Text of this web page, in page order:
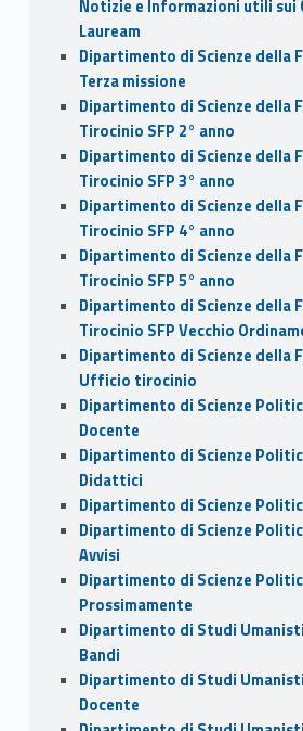
Notizie e Informazioni utili sui
Lauream
Dipartimento di Scienze della
Terza missione
Dipartimento di Scienze della
Tirocinio SFP 2° anno
Dipartimento di Scienze della
Tirocinio SFP 3° anno
Dipartimento di Scienze della
Tirocinio SFP 4° anno
Dipartimento di Scienze della
Tirocinio SFP 5° anno
Dipartimento di Scienze della
Tirocinio SFP Vecchio
Dipartimento di Scienze della
Ufficio tirocinio
Dipartimento di Scienze
Docente
Dipartimento di Scienze
Didattici
Dipartimento di Scienze
Dipartimento di Scienze
Avvisi
Dipartimento di Scienze
Prossimamente
Dipartimento di Studi
Bandi
Dipartimento di Studi
Docente